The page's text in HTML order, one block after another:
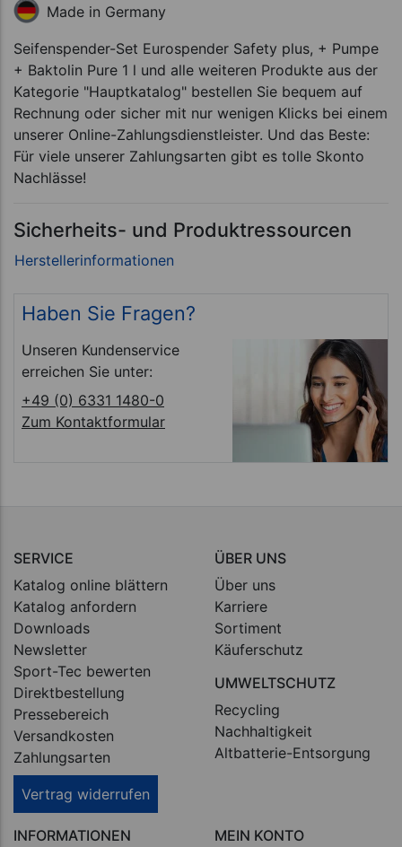
Made in Germany
Seifenspender-Set Eurospender Safety plus, + Pumpe
+ Baktolin Pure 1 l und alle weiteren Produkte aus der
Kategorie "Hauptkatalog" bestellen Sie bequem auf
Rechnung oder sicher mit nur wenigen Klicks bei einem
unserer Online-Zahlungsdienstleister. Und das Beste:
Für viele unserer Zahlungsarten gibt es tolle Skonto
Nachlässe!
Sicherheits- und Produktressourcen
Haben Sie Fragen?
Unseren Kundenservice
erreichen Sie unter:
+49 (0) 6331 1480-0
Zum Kontaktformular
SERVICE
Katalog online blättern
Katalog anfordern
Downloads
Newsletter
Sport-Tec bewerten
Direktbestellung
Pressebereich
Versandkosten
Zahlungsarten
Vertrag widerrufen
ÜBER UNS
Über uns
Karriere
Sortiment
Käuferschutz
UMWELTSCHUTZ
Recycling
Nachhaltigkeit
Altbatterie-Entsorgung
INFORMATIONEN
MEIN KONTO